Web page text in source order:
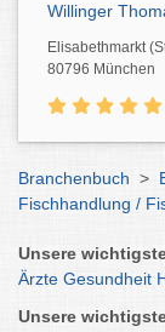
Willinger
Elisabethmarkt
80796 München
Branchenbuch >
Fischhandlung /
Unsere
Ärzte Gesundheit
Unsere